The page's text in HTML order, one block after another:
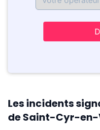
Les incidents
de Saint-Cyr-